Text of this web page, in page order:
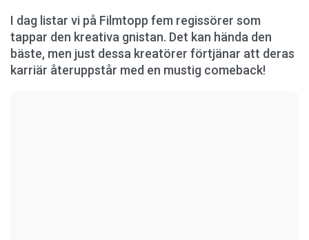
I dag listar vi på Filmtopp fem regissörer som
tappar den kreativa gnistan. Det kan hända den
bäste, men just dessa kreatörer förtjänar att deras
karriär återuppstår med en mustig comeback!